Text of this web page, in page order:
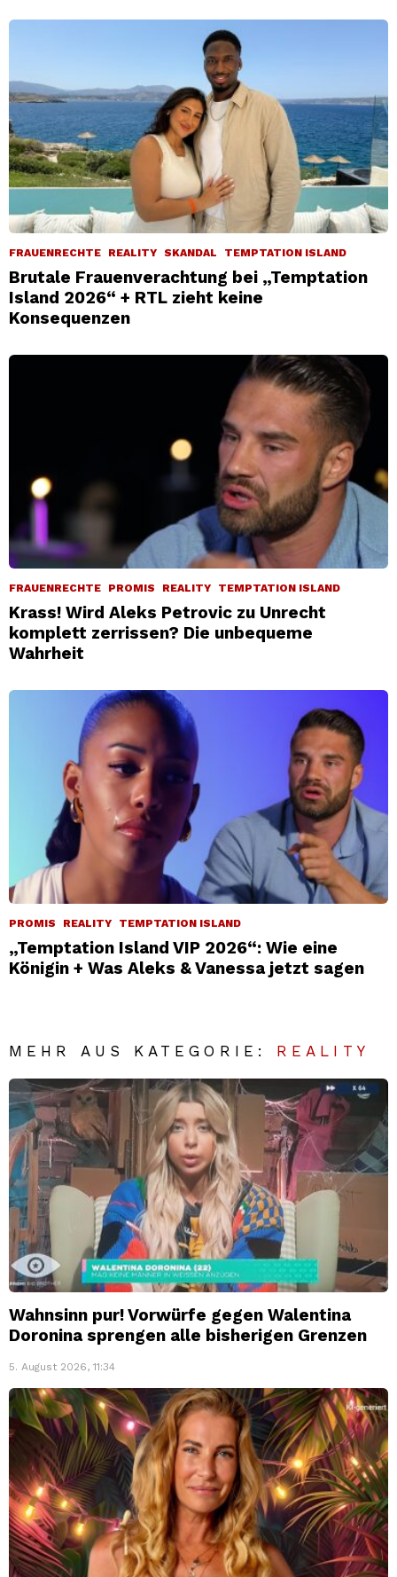
FRAUENRECHTE REALITY SKANDAL TEMPTATION ISLAND
Brutale Frauenverachtung bei „Temptation
Island 2026“ + RTL zieht keine
Konsequenzen
FRAUENRECHTE PROMIS REALITY TEMPTATION ISLAND
Krass! Wird Aleks Petrovic zu Unrecht
komplett zerrissen? Die unbequeme
Wahrheit
PROMIS REALITY TEMPTATION ISLAND
„Temptation Island VIP 2026“: Wie eine
Königin + Was Aleks & Vanessa jetzt sagen
MEHR AUS KATEGORIE: REALITY
Wahnsinn pur! Vorwürfe gegen Walentina
Doronina sprengen alle bisherigen Grenzen
5. August 2026, 11:34